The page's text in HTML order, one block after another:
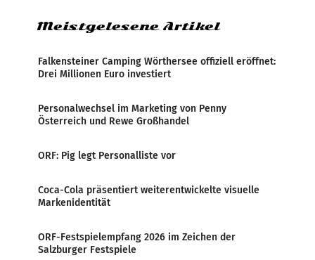
Meistgelesene Artikel
Falkensteiner Camping Wörthersee offiziell eröffnet:
Drei Millionen Euro investiert
Personalwechsel im Marketing von Penny
Österreich und Rewe Großhandel
ORF: Pig legt Personalliste vor
Coca-Cola präsentiert weiterentwickelte visuelle
Markenidentität
ORF-Festspielempfang 2026 im Zeichen der
Salzburger Festspiele